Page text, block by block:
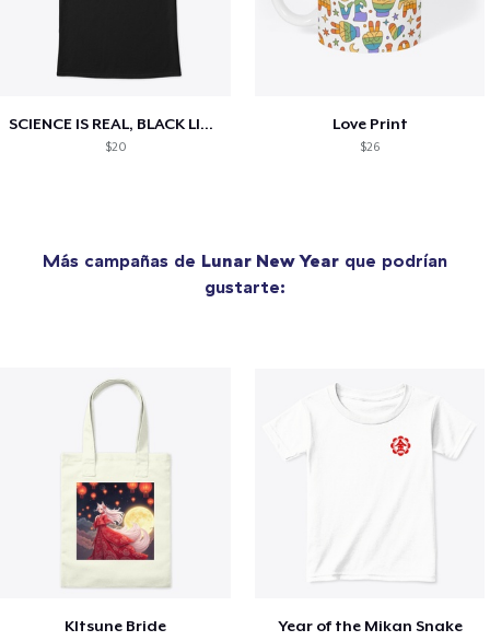
SCIENCE IS REAL, BLACK LIVES MATTER
$20
Love Print
$26
Más campañas de Lunar New Year que podrían
gustarte:
KItsune Bride Year of the Mikan Snake